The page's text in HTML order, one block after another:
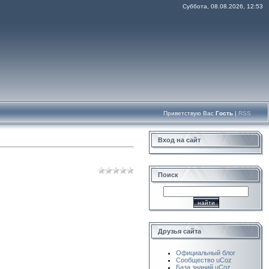
Суббота, 08.08.2026, 12:53
Приветствую Вас Гость | RSS
Вход на сайт
Поиск
Друзья сайта
Официальный блог
Сообщество uCoz
База знаний uCoz